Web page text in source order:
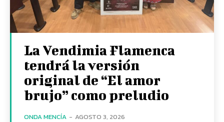
La Vendimia Flamenca
tendrá la versión
original de “El amor
brujo” como preludio
ONDA MENCÍA - AGOSTO 3, 2026